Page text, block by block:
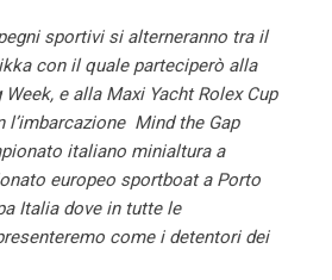
sportivi si alterneranno tra il
con il quale parteciperò alla
e alla Maxi Yacht Rolex Cup
l’imbarcazione Mind the Gap
italiano minialtura a
europeo sportboat a Porto
Italia dove in tutte le
come i detentori dei